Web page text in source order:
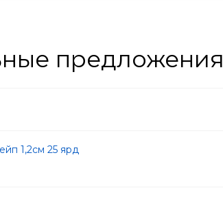
предложения
1,2см 25 ярд